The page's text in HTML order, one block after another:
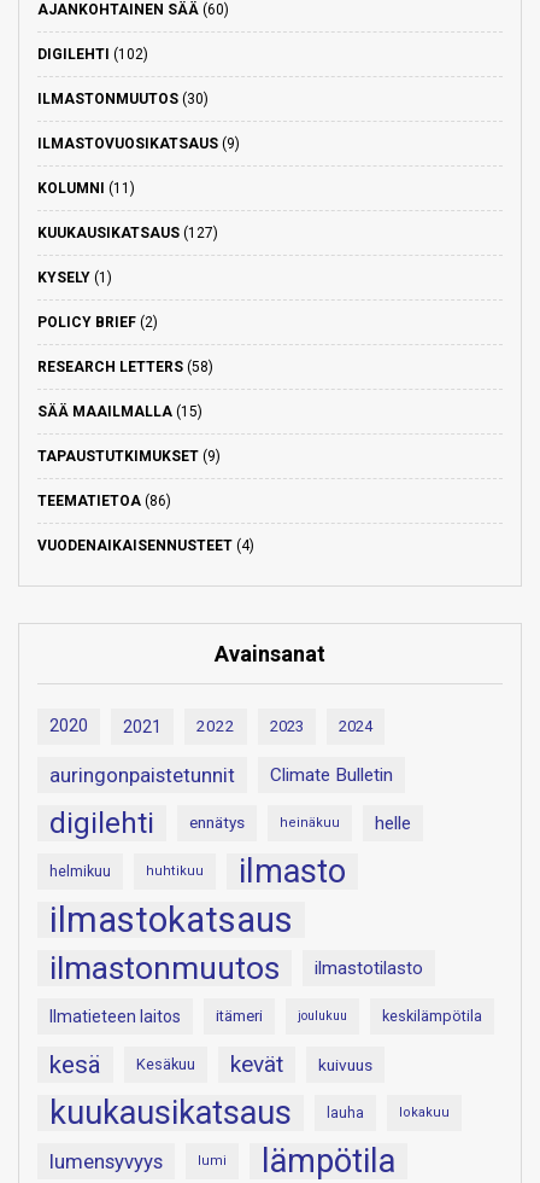
AJANKOHTAINEN SÄÄ (60)
DIGILEHTI (102)
ILMASTONMUUTOS (30)
ILMASTOVUOSIKATSAUS (9)
KOLUMNI (11)
KUUKAUSIKATSAUS (127)
KYSELY (1)
POLICY BRIEF (2)
RESEARCH LETTERS (58)
SÄÄ MAAILMALLA (15)
TAPAUSTUTKIMUKSET (9)
TEEMATIETOA (86)
VUODENAIKAISENNUSTEET (4)
Avainsanat
2020 2021 2022 2023 2024
auringonpaistetunnit Climate Bulletin
digilehti ennätys heinäkuu helle
helmikuu huhtikuu ilmasto
ilmastokatsaus
ilmastonmuutos ilmastotilasto
Ilmatieteen laitos itämeri joulukuu keskilämpötila
kesä Kesäkuu kevät kuivuus
kuukausikatsaus lauha lokakuu
lumensyvyys lumi lämpötila